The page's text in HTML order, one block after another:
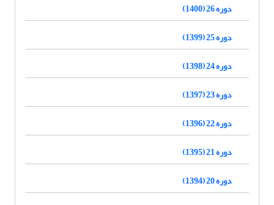
دوره 26 (1400)
دوره 25 (1399)
دوره 24 (1398)
دوره 23 (1397)
دوره 22 (1396)
دوره 21 (1395)
دوره 20 (1394)